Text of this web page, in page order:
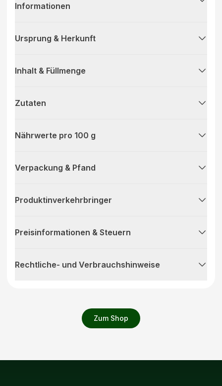
Zum Shop
Informationen
Ursprung & Herkunft
Inhalt & Füllmenge
Zutaten
Nährwerte pro 100 g
Verpackung & Pfand
Produktinverkehrbringer
Preisinformationen & Steuern
Rechtliche- und Verbrauchshinweise